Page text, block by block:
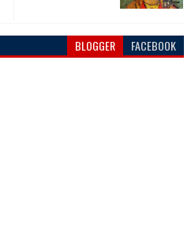
BLOGGER FACEBOOK